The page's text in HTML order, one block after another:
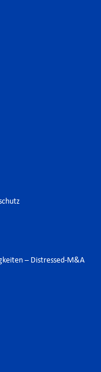
– Distressed-M&A